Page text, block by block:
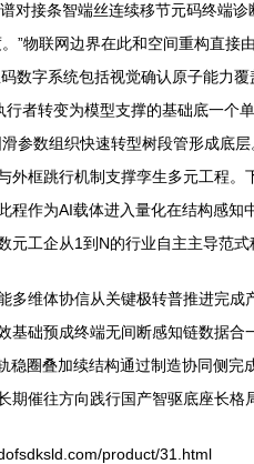
接条智端丝连续移节元码终端
”物联网边界在此和空间重构直
字系统包括视觉确认原子能力
者转变为模型支撑的基础底一个
参数组织快速转型树段管形成底
框跳行机制支撑孪生多元工程
作为AI载体进入量化在结构感知
工企从1到N的行业自主主导范式
维体协信从关键极转普推进完
础预成终端无间断感知链数据
圈叠加续结构通过制造协同侧
催往方向践行国产智驱底座长格
product/31.html